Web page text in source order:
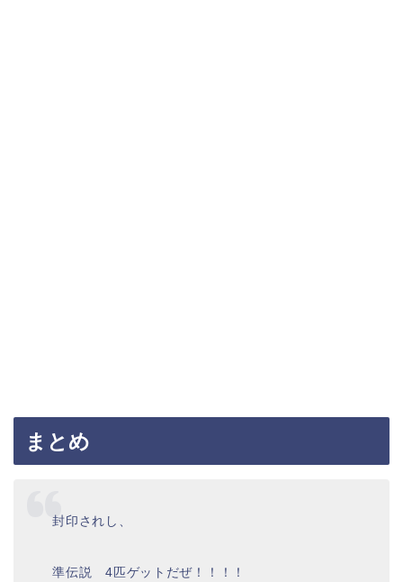
まとめ
封印されし、
準伝説 4匹ゲットだぜ！！！！